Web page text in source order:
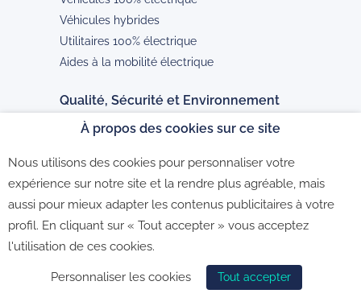
Véhicules hybrides
Utilitaires 100% électrique
Aides à la mobilité électrique
Qualité, Sécurité et Environnement
Notre politique QSE
Nos études de cas
ChargeGuru est installateur labéllisé
À propos des cookies sur ce site
Nous utilisons des cookies pour personnaliser votre
expérience sur notre site et la rendre plus agréable, mais
aussi pour mieux adapter les contenus publicitaires à votre
profil. En cliquant sur « Tout accepter » vous acceptez
l'utilisation de ces cookies.
Personnaliser les cookies Tout accepter